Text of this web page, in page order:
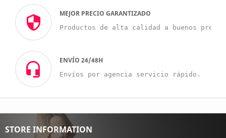
MEJOR PRECIO GARANTIZADO
Productos de alta calidad a buenos
ENVÍO 24/48H
Envíos por agencia servicio rápido.
STORE INFORMATION